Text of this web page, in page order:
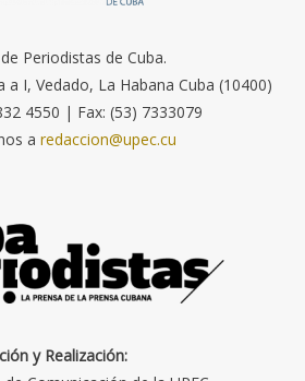
Periodistas de Cuba.
a I, Vedado, La Habana Cuba (10400)
4550 | Fax: (53) 7333079
a redaccion@upec.cu
y Realización: